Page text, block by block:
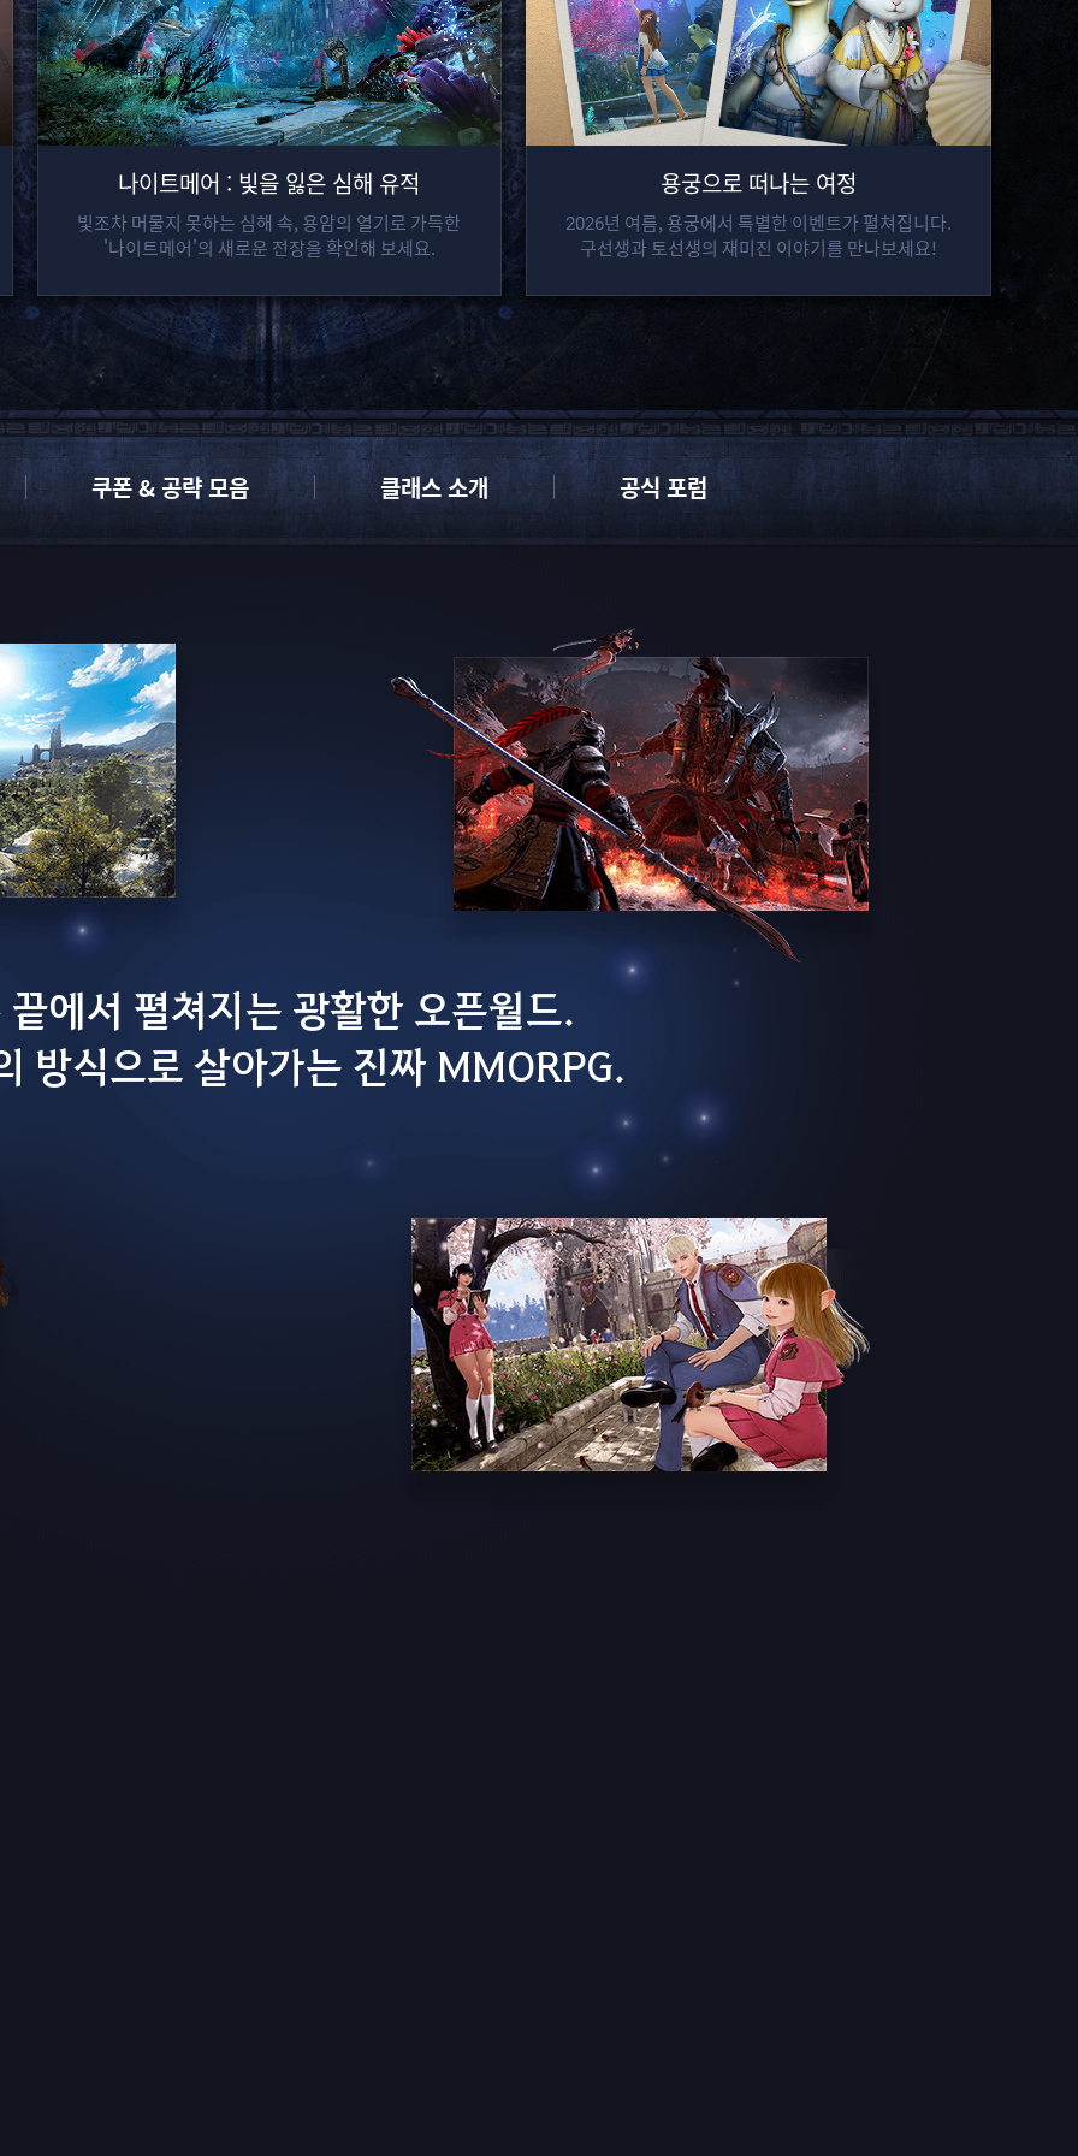
나이트메어 : 빛을 잃은 심해 유적
빛조차 머물지 못하는 심해 속, 용암의 열기로 가득한
'나이트메어'의 새로운 전장을 확인해 보세요.
용궁으로 떠나는 여정
2026년 여름, 용궁에서 특별한 이벤트가 펼쳐집니다.
구선생과 토선생의 재미진 이야기를 만나보세요!
쿠폰 & 공략 모음 클래스 소개 공식 포럼
끝에서 펼쳐지는 광활한 오픈월드.
방식으로 살아가는 진짜 MMORPG.